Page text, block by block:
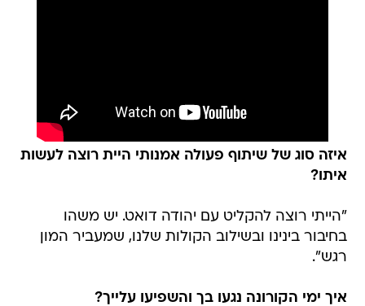
איזה סוג של שיתוף פעולה אמנותי היית רוצה לעשות
איתו?
"הייתי רוצה להקליט עם יהודה דואט. יש משהו
בחיבור בינינו ובשילוב הקולות שלנו, שמעביר המון
רגש".
איך ימי הקורונה נגעו בך והשפיעו עלייך?